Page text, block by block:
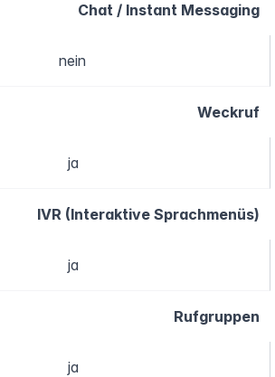
Chat / Instant Messaging
nein
Weckruf
ja
IVR (Interaktive Sprachmenüs)
ja
Rufgruppen
ja